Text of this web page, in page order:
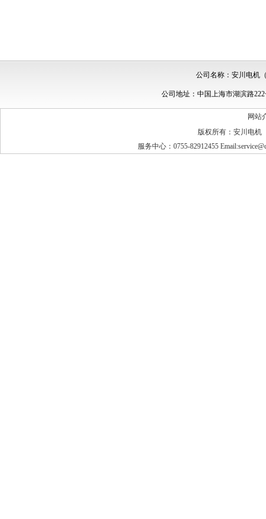
公司名称：安川电机
公司地址：中国上海市湖滨路
网站
版权所有：安川电
服务中心：0755-82912455